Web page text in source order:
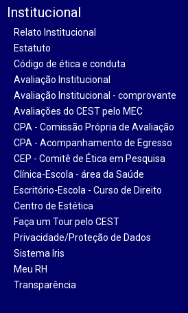
Institucional
Relato Institucional
Estatuto
Código de ética e conduta
Avaliação Institucional
Avaliação Institucional - comprovante
Avaliações do CEST pelo MEC
CPA - Comissão Própria de Avaliação
CPA - Acompanhamento de Egresso
CEP - Comitê de Ética em Pesquisa
Clínica-Escola - área da Saúde
Escritório-Escola - Curso de Direito
Centro de Estética
Faça um Tour pelo CEST
Privacidade/Proteção de Dados
Sistema Iris
Meu RH
Transparência